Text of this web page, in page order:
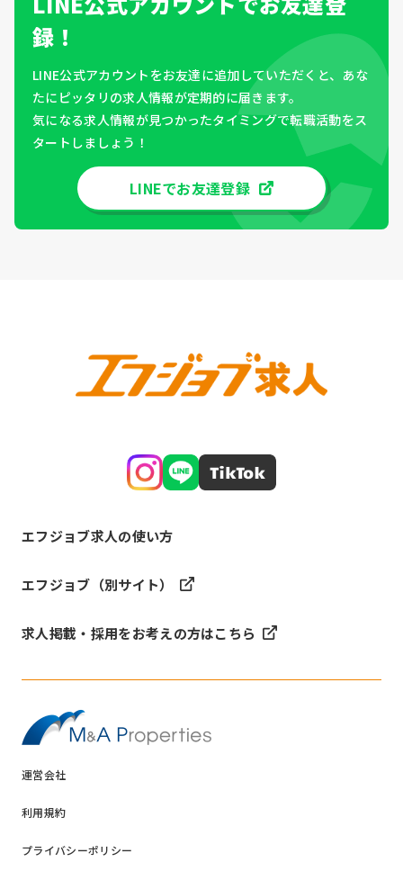
録！
LINE公式アカウントをお友達に追加していただくと、あな
たにピッタリの求人情報が定期的に届きます。
気になる求人情報が見つかったタイミングで転職活動をス
タートしましょう！
LINEでお友達登録
エフジョブ求人の使い方
エフジョブ（別サイト）
求人掲載・採用をお考えの方はこちら
運営会社
利用規約
プライバシーポリシー